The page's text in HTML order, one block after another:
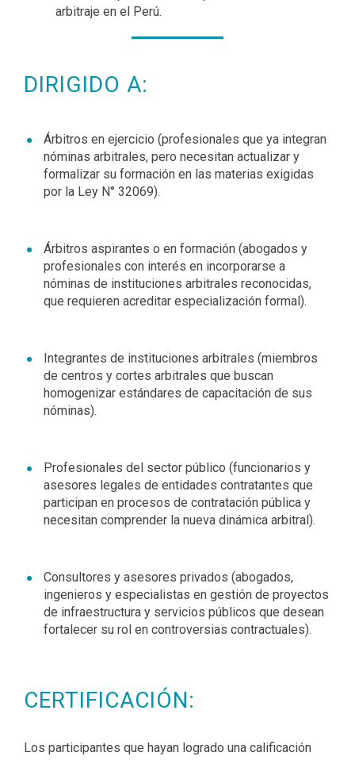
arbitraje en el Perú.
DIRIGIDO A:
Árbitros en ejercicio (profesionales que ya integran
nóminas arbitrales, pero necesitan actualizar y
formalizar su formación en las materias exigidas
por la Ley N° 32069).
Árbitros aspirantes o en formación (abogados y
profesionales con interés en incorporarse a
nóminas de instituciones arbitrales reconocidas,
que requieren acreditar especialización formal).
Integrantes de instituciones arbitrales (miembros
de centros y cortes arbitrales que buscan
homogenizar estándares de capacitación de sus
nóminas).
Profesionales del sector público (funcionarios y
asesores legales de entidades contratantes que
participan en procesos de contratación pública y
necesitan comprender la nueva dinámica arbitral).
Consultores y asesores privados (abogados,
ingenieros y especialistas en gestión de proyectos
de infraestructura y servicios públicos que desean
fortalecer su rol en controversias contractuales).
CERTIFICACIÓN:
Los participantes que hayan logrado una calificación